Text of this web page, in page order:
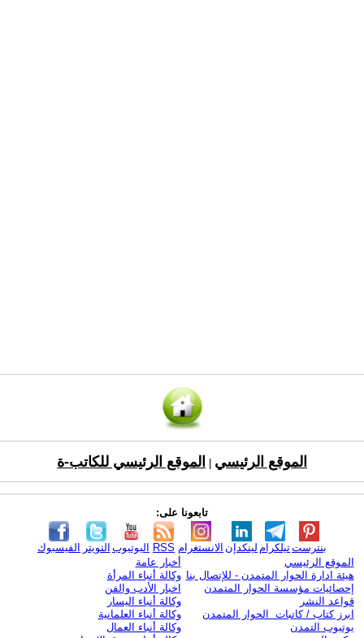
الموقع الرئيسي الموقع الرئيسي للكاتب-ة
تابعونا على:
الفيسبوك التويتر اليوتيوب RSS الانستغرام لينكدإن تيلكرامبنترست
الموقع الرئيسي
هيئة ادارة الحوار المتمدن - للإتصال بنا
إحصائيات مؤسسة الحوار المتمدن
قواعد النشر
ابرز كتاب / كاتبات الحوار المتمدن
يوتيوب التمدن
أخبار عامة
وكالة أنباء المرأة
اخبار الأدب والفن
وكالة أنباء اليسار
وكالة أنباء العلمانية
وكالة أنباء العمال